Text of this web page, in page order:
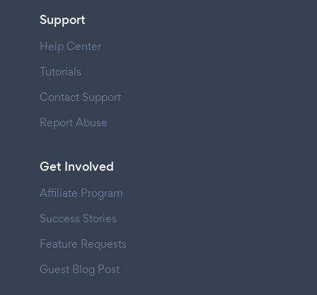
Support
Help Center
Tutorials
Contact Support
Report Abuse
Get Involved
Affiliate Program
Success Stories
Feature Requests
Guest Blog Post